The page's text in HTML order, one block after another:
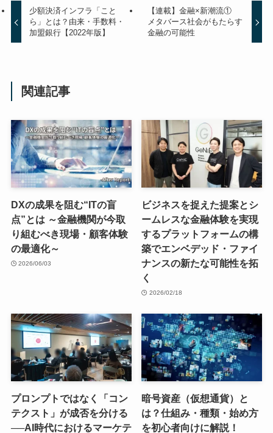
少額決済インフラ「こと
ら」とは？由来・手数料・
加盟銀行【2022年版】
【連載】金融×新潮流①
メタバース社会がもたらす
金融の可能性
関連記事
DXの成果を阻む“ITの盲
点”とは ～金融機関が今取
り組むべき現場・顧客体験
の最適化～
2026/06/03
ビジネスを捉えた提案とシ
ームレスな金融体験を実現
するプラットフォームの構
築でエンベデッド・ファイ
ナンスの新たな可能性を拓
く
2026/02/18
プロンプトではなく「コン
テクスト」が成否を分ける
──AI時代におけるマーケテ
暗号資産（仮想通貨）と
は？仕組み・種類・始め方
を初心者向けに解説！